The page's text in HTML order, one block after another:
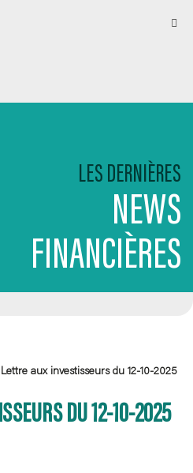
LES DERNIÈRES
NEWS
FINANCIÈRES
Lettre aux investisseurs du 12-10-2025
DU 12-10-2025